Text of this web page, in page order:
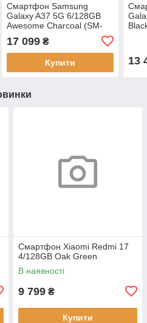
Смартфон Samsung
Galaxy A37 5G 6/128GB
Awesome Charcoal (SM-
17 099₴
Купити 13
Смартфон Xiaomi Redmi 17
4/128GB Oak Green
В наявності
9 799 ₴
Купити